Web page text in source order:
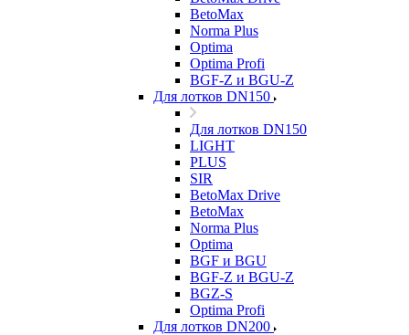
BetoMax
Norma Plus
Optima
Optima Profi
BGF-Z и BGU-Z
Для лотков DN150
Для лотков DN150
LIGHT
PLUS
SIR
BetoMax Drive
BetoMax
Norma Plus
Optima
BGF и BGU
BGF-Z и BGU-Z
BGZ-S
Optima Profi
Для лотков DN200